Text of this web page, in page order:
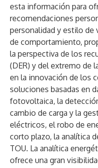
esta información para
recomendaciones
personalidad y estilo de
de comportamiento,
la perspectiva de los
(DER) y del extremo de
en la innovación de los
soluciones basadas en
fotovoltaica, la
cambio de carga y la
eléctricos, el robo de
corto plazo, la analítica
TOU. La analítica
ofrece una gran